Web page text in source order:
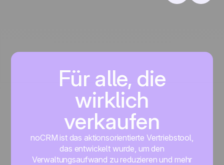
Für alle, die
wirklich
verkaufen
noCRM ist das aktionsorientierte Vertriebstool,
das entwickelt wurde, um den
Verwaltungsaufwand zu reduzieren und mehr